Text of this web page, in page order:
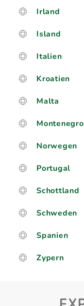
Irland
Island
Italien
Kroatien
Malta
Montenegro
Norwegen
Portugal
Schottland
Schweden
Spanien
Zypern